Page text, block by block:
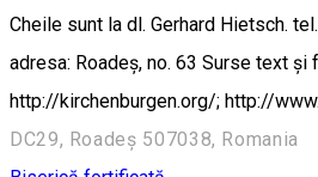
Cheile sunt la dl. Gerhard Hietsch.
adresa: Roadeș, no. 63 Surse text și
http://kirchenburgen.org/; http://
DC29, Roadeș 507038, Romania